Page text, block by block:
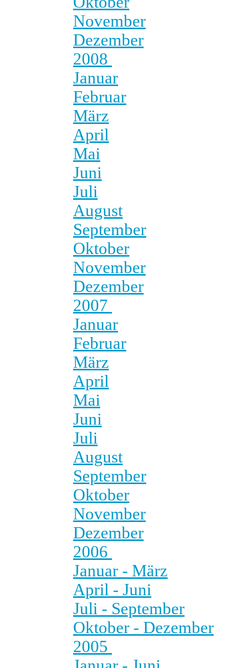
November
Dezember
2008
Januar
Februar
März
April
Mai
Juni
Juli
August
September
Oktober
November
Dezember
2007
Januar
Februar
März
April
Mai
Juni
Juli
August
September
Oktober
November
Dezember
2006
Januar - März
April - Juni
Juli - September
Oktober - Dezember
2005